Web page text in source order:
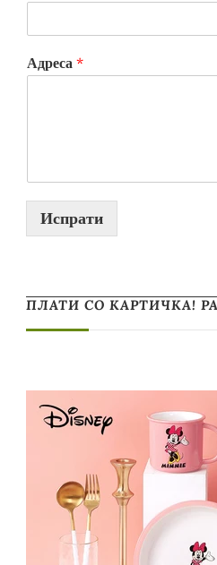
Адреса *
Испрати
ПЛАТИ СО КАРТИЧКА!